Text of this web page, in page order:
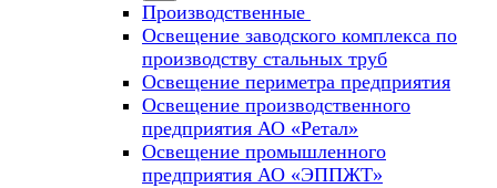
Производственные
Освещение заводского комплекса по
производству стальных труб
Освещение периметра предприятия
Освещение производственного
предприятия АО «Ретал»
Освещение промышленного
предприятия АО «ЭППЖТ»